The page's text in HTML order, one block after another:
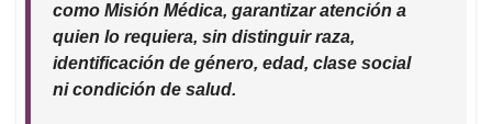
como Misión Médica, garantizar atención a
quien lo requiera, sin distinguir raza,
identificación de género, edad, clase social
ni condición de salud.